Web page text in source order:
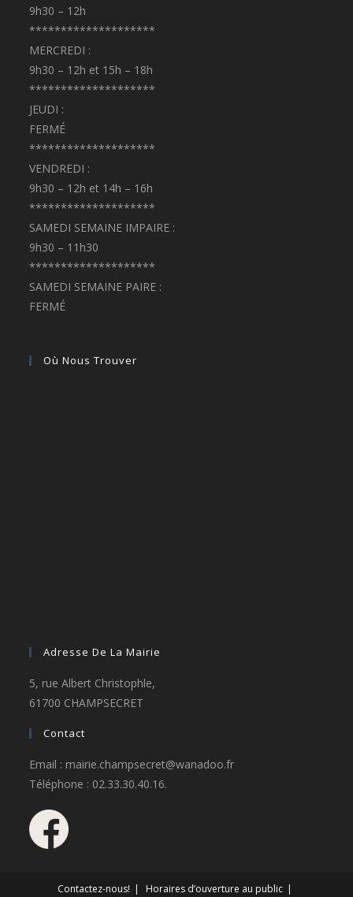
9h30 – 12h
********************
MERCREDI :
9h30 – 12h et 15h – 18h
********************
JEUDI :
FERMÉ
********************
VENDREDI :
9h30 – 12h et 14h – 16h
********************
SAMEDI SEMAINE IMPAIRE :
9h30 – 11h30
********************
SAMEDI SEMAINE PAIRE :
FERMÉ
Où Nous Trouver
Adresse De La Mairie
5, rue Albert Christophle,
61700 CHAMPSECRET
Contact
Email : mairie.champsecret@wanadoo.fr
Téléphone : 02.33.30.40.16.
Contactez-nous!
Horaires d’ouverture au public